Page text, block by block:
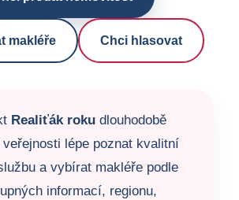
makléře Chci hlasovat
Realiťák rokudlouhodobě
veřejnosti lépe poznat kvalitní
a vybírat makléře podle
informací, regionu,